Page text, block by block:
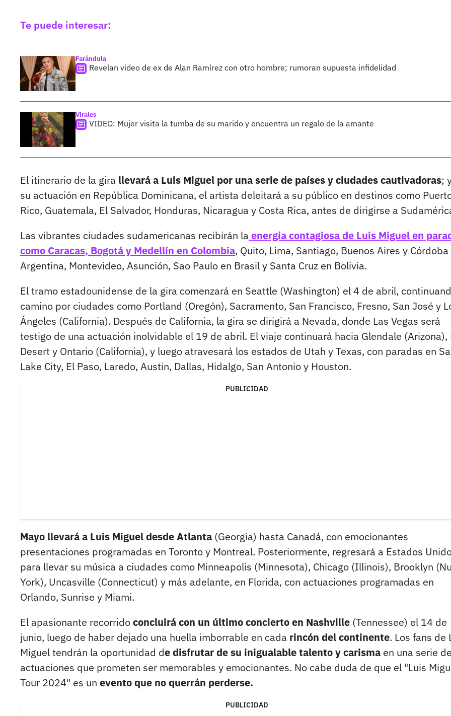
Te puede interesar:
Farándula
Revelan video de ex de Alan Ramírez con otro hombre; rumoran supuesta infidelidad
Virales
VIDEO: Mujer visita la tumba de su marido y encuentra un regalo de la amante
El itinerario de la gira llevará a Luis Miguel por una serie de países y ciudades cautivadoras;
su actuación en República Dominicana, el artista deleitará a su público en destinos como
Rico, Guatemala, El Salvador, Honduras, Nicaragua y Costa Rica, antes de dirigirse a
Las vibrantes ciudades sudamericanas recibirán la energía contagiosa de Luis Miguel en
como Caracas, Bogotá y Medellín en Colombia, Quito, Lima, Santiago, Buenos Aires y Córdoba
Argentina, Montevideo, Asunción, Sao Paulo en Brasil y Santa Cruz en Bolivia.
El tramo estadounidense de la gira comenzará en Seattle (Washington) el 4 de abril,
camino por ciudades como Portland (Oregón), Sacramento, San Francisco, Fresno, San José y
Ángeles (California). Después de California, la gira se dirigirá a Nevada, donde Las Vegas será
testigo de una actuación inolvidable el 19 de abril. El viaje continuará hacia Glendale (Arizona),
Desert y Ontario (California), y luego atravesará los estados de Utah y Texas, con paradas en
Lake City, El Paso, Laredo, Austin, Dallas, Hidalgo, San Antonio y Houston.
PUBLICIDAD
Mayo llevará a Luis Miguel desde Atlanta (Georgia) hasta Canadá, con emocionantes
presentaciones programadas en Toronto y Montreal. Posteriormente, regresará a Estados
para llevar su música a ciudades como Minneapolis (Minnesota), Chicago (Illinois), Brooklyn
York), Uncasville (Connecticut) y más adelante, en Florida, con actuaciones programadas en
Orlando, Sunrise y Miami.
El apasionante recorridoconcluirá con un último concierto en Nashville (Tennessee) el 14 de
junio, luego de haber dejado una huella imborrable en cada rincón del continente. Los fans de
Miguel tendrán la oportunidad de disfrutar de su inigualable talento y carisma en una serie de
actuaciones que prometen ser memorables y emocionantes. No cabe duda de que el "Luis
Tour 2024" es un evento que no querrán perderse.
PUBLICIDAD